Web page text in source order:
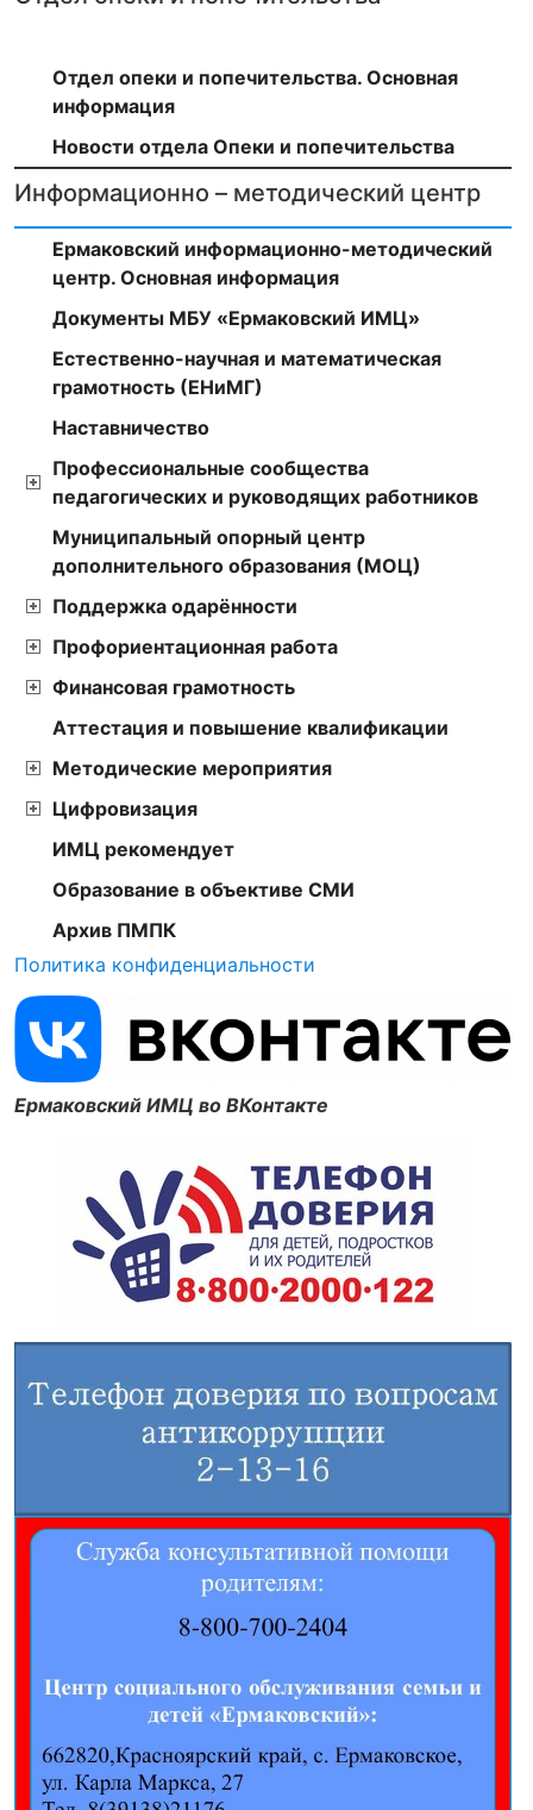
Отдел опеки и попечительства. Основная
информация
Новости отдела Опеки и попечительства
Информационно – методический центр
Ермаковский информационно-методический
центр. Основная информация
Документы МБУ «Ермаковский ИМЦ»
Естественно-научная и математическая
грамотность (ЕНиМГ)
Наставничество
Профессиональные сообщества
педагогических и руководящих работников
Муниципальный опорный центр
дополнительного образования (МОЦ)
Поддержка одарённости
Профориентационная работа
Финансовая грамотность
Аттестация и повышение квалификации
Методические мероприятия
Цифровизация
ИМЦ рекомендует
Образование в объективе СМИ
Архив ПМПК
Политика конфиденциальности
Ермаковский ИМЦ во ВКонтакте